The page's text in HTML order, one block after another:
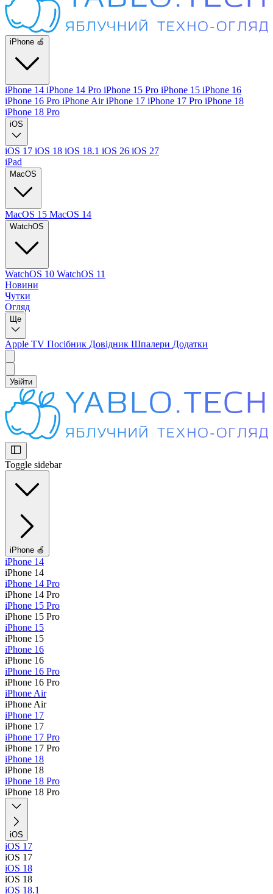
iPhone 🍏
iPhone 14 iPhone 14 Pro iPhone 15 Pro iPhone 15 iPhone 16
iPhone 16 Pro iPhone AiriPhone 17 iPhone 17 Pro iPhone 18
iPhone 18 Pro
iOS
iOS 17 iOS 18 iOS 18.1 iOS 26 iOS 27
iPad
MacOS
MacOS 15 MacOS 14
WatchOS
WatchOS 10 WatchOS 11
Новини
Чутки
Огляд
Ще
Apple TV Посібник Довідник Шпалери Додатки
Увійти
Toggle sidebar
iPhone 🍏
iPhone 14
iPhone 14
iPhone 14 Pro
iPhone 14 Pro
iPhone 15 Pro
iPhone 15 Pro
iPhone 15
iPhone 15
iPhone 16
iPhone 16
iPhone 16 Pro
iPhone 16 Pro
iPhone Air
iPhone Air
iPhone 17
iPhone 17
iPhone 17 Pro
iPhone 17 Pro
iPhone 18
iPhone 18
iPhone 18 Pro
iPhone 18 Pro
iOS
iOS 17
iOS 17
iOS 18
iOS 18
iOS 18.1